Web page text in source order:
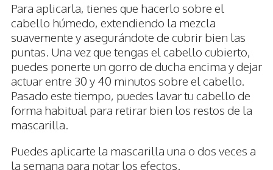
Para aplicarla, tienes que hacerlo sobre el
cabello húmedo, extendiendo la mezcla
suavemente y asegurándote de cubrir bien las
puntas. Una vez que tengas el cabello cubierto,
puedes ponerte un gorro de ducha encima y dejar
actuar entre 30 y 40 minutos sobre el cabello.
Pasado este tiempo, puedes lavar tu cabello de
forma habitual para retirar bien los restos de la
mascarilla.
Puedes aplicarte la mascarilla una o dos veces a
la semana para notar los efectos.